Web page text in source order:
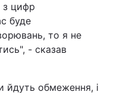
з цифр
буде
то я не
- сказав
йдуть обмеження, і